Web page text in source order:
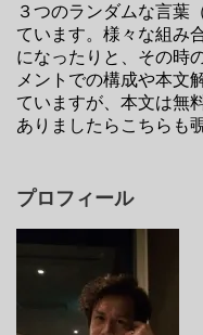
３つのランダムな言葉
ています。様々な組み
になったりと、その時
メントでの構成や本文
ていますが、本文は無
ありましたらこちらも
プロフィール